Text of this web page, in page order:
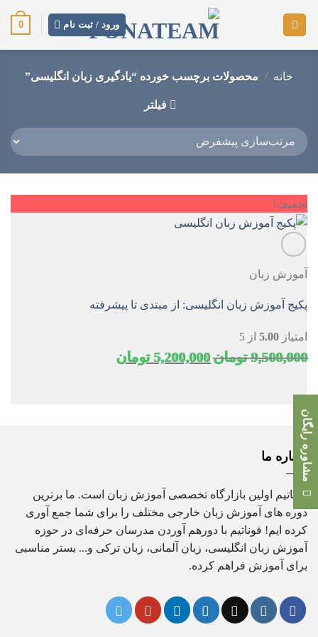
ورود / ثبت نام 0
خانه / محصولات برچسب خورده “یادگیری زبان انگلیسی”
فیلتر
تخفیف!
آموزش زبان
پکیج آموزش زبان انگلیسی: از مبتدی تا پیشرفته
امتیاز 5.00 از 5
9,500,000 تومانقیمت
5,200,000 تومان
درباره ما
فوناتیم اولین بازارگاه تخصصی آموزش زبان است. ما برترین
دوره های آموزش زبان خارجی مختلف را برای شما جمع آوری
کرده ایم! فوناتیم با دورهم آوردن مدرسان حرفه‌ای در حوزه
آموزش زبان انگلیسی، زبان آلمانی، زبان ترکی و... بستر مناسبی
برای آموزش فراهم کرده.
مشاوره رایگان